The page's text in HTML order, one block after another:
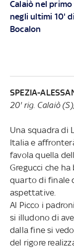
Calaiò nel
negli ultimi 10'
Bocalon
SPEZIA-
20' rig. Calaiò
Una squadra di
Italia e
favola quella
Gregucci che
quarto di finale
aspettative.
Al Picco i
si illudono di
dalla fine si
del rigore